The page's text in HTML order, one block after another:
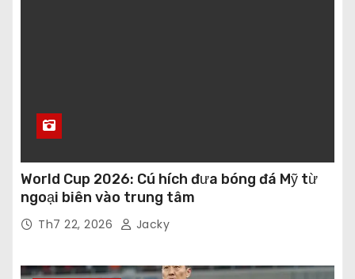
World Cup 2026: Cú hích đưa bóng đá Mỹ từ
ngoại biên vào trung tâm
Th7 22, 2026 Jacky